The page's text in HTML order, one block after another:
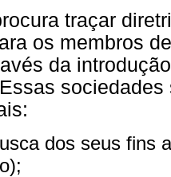
traçar
os membros
da
dos seus fins